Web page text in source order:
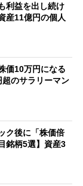
利益を出し続け
産11億円の個人
価10万円になる
超のサラリーマン
ク後に「株価倍
銘柄5選】資産3